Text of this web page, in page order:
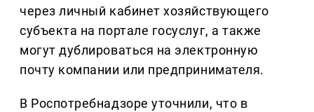
через личный кабинет хозяйствующего
субъекта на портале госуслуг, а также
могут дублироваться на электронную
почту компании или предпринимателя.
В Роспотребнадзоре уточнили, что в